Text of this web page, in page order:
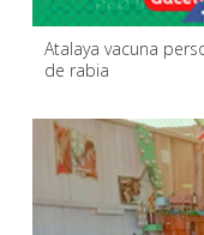
Atalaya vacuna
de rabia